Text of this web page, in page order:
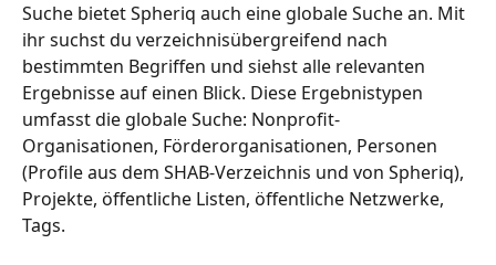
Suche bietet Spheriq auch eine globale Suche an. Mit
ihr suchst du verzeichnisübergreifend nach
bestimmten Begriffen und siehst alle relevanten
Ergebnisse auf einen Blick. Diese Ergebnistypen
umfasst die globale Suche: Nonprofit-
Organisationen, Förderorganisationen, Personen
(Profile aus dem SHAB-Verzeichnis und von Spheriq),
Projekte, öffentliche Listen, öffentliche Netzwerke,
Tags.